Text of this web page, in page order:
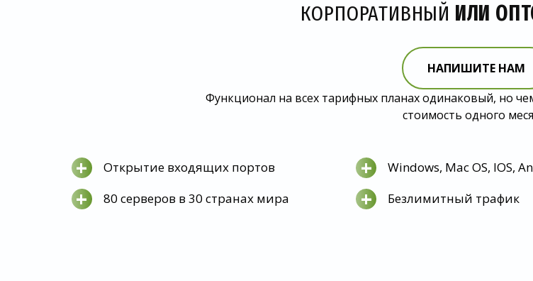
КОРПОРАТИВНЫЙ ИЛИ
НАПИШИТЕ НАМ
Функционал на всех тарифных планах одинаковый, но
стоимость одного
+ Открытие входящих портов + Windows, Mac OS, IOS,
+ 80 серверов в 30 странах мира + Безлимитный трафик